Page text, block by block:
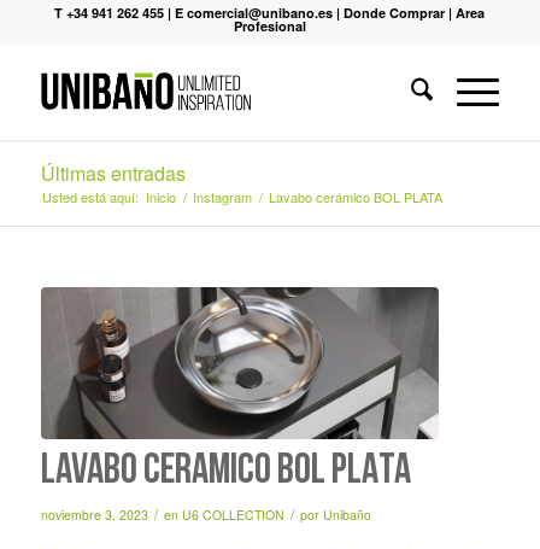
T +34 941 262 455 |E comercial@unibano.es |Donde Comprar |Area
Profesional
Últimas entradas
Usted está aquí: Inicio / Instagram / Lavabo cerámico BOL PLATA
Lavabo cerámico BOL PLATA
noviembre 3, 2023 / en U6 COLLECTION / por Unibaño